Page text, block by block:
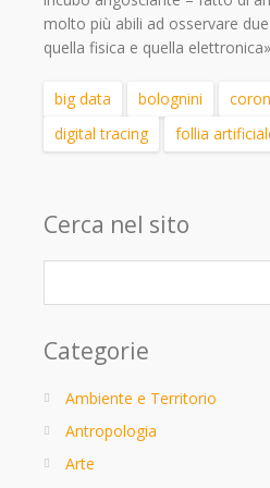
molto più abili ad osservare
quella fisica e quella
big data bolognini
digital tracing
follia
Cerca nel sito
Categorie
Ambiente e Territorio
Antropologia
Arte